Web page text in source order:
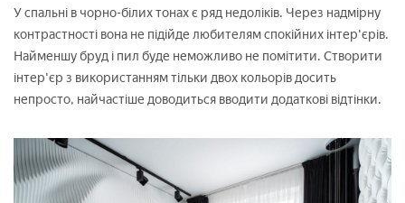
У спальні в чорно-білих тонах є ряд недоліків. Через надмірну
контрастності вона не підійде любителям спокійних інтер'єрів.
Найменшу бруд і пил буде неможливо не помітити. Створити
інтер'єр з використанням тільки двох кольорів досить
непросто, найчастіше доводиться вводити додаткові відтінки.